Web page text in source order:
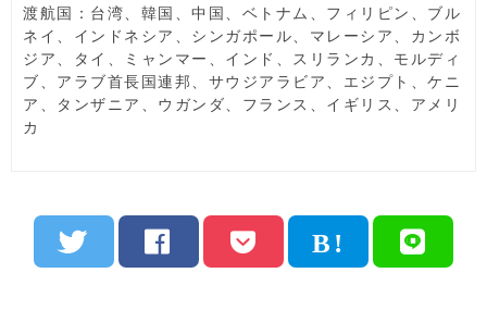
渡航国：台湾、韓国、中国、ベトナム、フィリピン、ブル
ネイ、インドネシア、シンガポール、マレーシア、カンボ
ジア、タイ、ミャンマー、インド、スリランカ、モルディ
ブ、アラブ首長国連邦、サウジアラビア、エジプト、ケニ
ア、タンザニア、ウガンダ、フランス、イギリス、アメリ
カ